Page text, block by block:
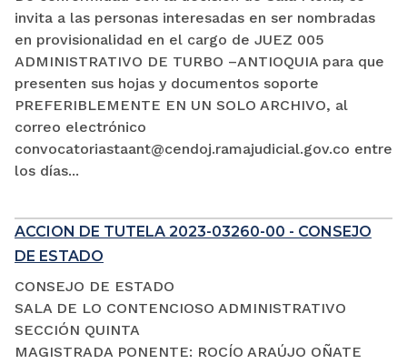
invita a las personas interesadas en ser nombradas
en provisionalidad en el cargo de JUEZ 005
ADMINISTRATIVO DE TURBO –ANTIOQUIA para que
presenten sus hojas y documentos soporte
PREFERIBLEMENTE EN UN SOLO ARCHIVO, al
correo electrónico
convocatoriastaant@cendoj.ramajudicial.gov.co entre
los días...
ACCION DE TUTELA 2023-03260-00 - CONSEJO
DE ESTADO
CONSEJO DE ESTADO
SALA DE LO CONTENCIOSO ADMINISTRATIVO
SECCIÓN QUINTA
MAGISTRADA PONENTE: ROCÍO ARAÚJO OÑATE